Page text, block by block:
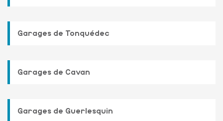
Garages de Tonquédec
Garages de Cavan
Garages de Guerlesquin